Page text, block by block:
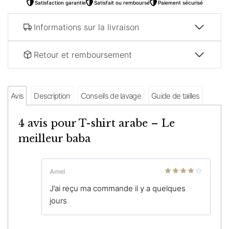
Satisfaction garantie Satisfait ou remboursé Paiement sécurisé
Informations sur la livraison
Retour et remboursement
Avis Description Conseils de lavage Guide de tailles
4 avis pour T-shirt arabe – Le
meilleur baba
sur 5
Amel
J’ai reçu ma commande il y a quelques
jours